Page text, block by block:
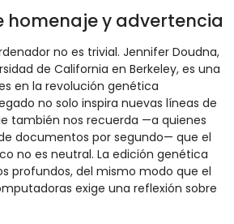
homenaje y advertencia
no es trivial. Jennifer Doudna,
de California en Berkeley, es una
en la revolución genética
no solo inspira nuevas líneas de
también nos recuerda —a quienes
documentos por segundo— que el
no es neutral. La edición genética
profundos, del mismo modo que el
exige una reflexión sobre